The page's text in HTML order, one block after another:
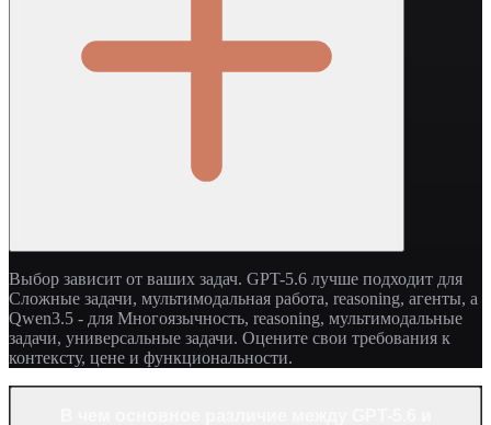
Выбор зависит от ваших задач. GPT-5.6 лучше подходит для
Сложные задачи, мультимодальная работа, reasoning, агенты, а
Qwen3.5 - для Многоязычность, reasoning, мультимодальные
задачи, универсальные задачи. Оцените свои требования к
контексту, цене и функциональности.